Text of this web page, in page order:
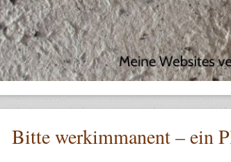
Bitte werkimmanent – ein